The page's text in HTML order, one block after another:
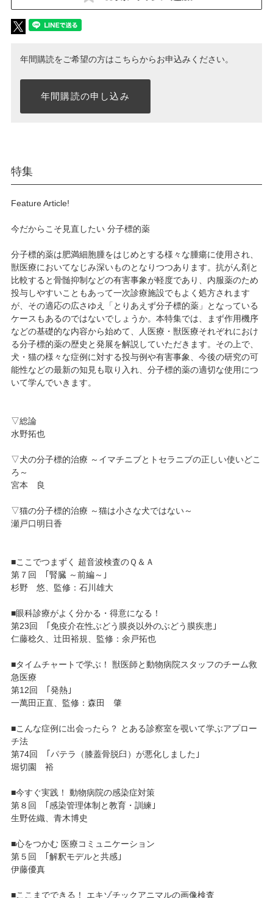
年間購読をご希望の方はこちらからお申込みください。
年間購読の申し込み
特集
Feature Article!
今だからこそ見直したい 分子標的薬
分子標的薬は肥満細胞腫をはじめとする様々な腫瘍に使用され、
獣医療においてなじみ深いものとなりつつあります。抗がん剤と
比較すると骨髄抑制などの有害事象が軽度であり、内服薬のため
投与しやすいこともあって一次診療施設でもよく処方されます
が、その適応の広さゆえ「とりあえず分子標的薬」となっている
ケースもあるのではないでしょうか。本特集では、まず作用機序
などの基礎的な内容から始めて、人医療・獣医療それぞれにおけ
る分子標的薬の歴史と発展を解説していただきます。その上で、
犬・猫の様々な症例に対する投与例や有害事象、今後の研究の可
能性などの最新の知見も取り入れ、分子標的薬の適切な使用につ
いて学んでいきます。
▽総論
水野拓也
▽犬の分子標的治療 ～イマチニブとトセラニブの正しい使いどこ
ろ～
宮本 良
▽猫の分子標的治療 ～猫は小さな犬ではない～
瀬戸口明日香
■ここでつまずく 超音波検査のＱ＆Ａ
第７回 ｢腎臓 ～前編～｣
杉野 悠、監修：石川雄大
■眼科診療がよく分かる・得意になる！
第23回 ｢免疫介在性ぶどう膜炎以外のぶどう膜疾患｣
仁藤稔久、辻田裕規、監修：余戸拓也
■タイムチャートで学ぶ！ 獣医師と動物病院スタッフのチーム救
急医療
第12回 ｢発熱｣
一萬田正直、監修：森田 肇
■こんな症例に出会ったら？ とある診察室を覗いて学ぶアプロー
チ法
第74回 ｢パテラ（膝蓋骨脱臼）が悪化しました｣
堀切園 裕
■今すぐ実践！ 動物病院の感染症対策
第８回 ｢感染管理体制と教育・訓練｣
生野佐織、青木博史
■心をつかむ 医療コミュニケーション
第５回 ｢解釈モデルと共感｣
伊藤優真
■ここまでできる！ エキゾチックアニマルの画像検査